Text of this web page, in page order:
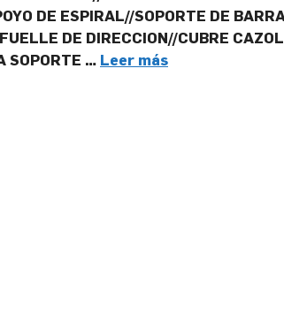
DE ESPIRAL//SOPORTE DE
DE DIRECCION//CUBRE
SOPORTE … Leer más